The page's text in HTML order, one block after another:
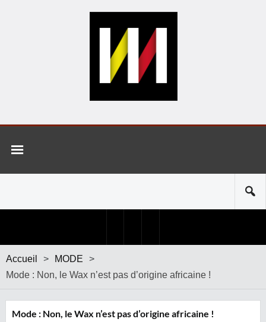
Accueil > MODE
>
Mode : Non, le Wax n’est pas d’origine africaine !
Mode : Non, le Wax n’est pas d’origine africaine !